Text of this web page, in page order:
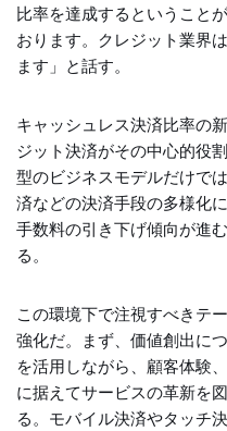
比率を達成するということ
おります。クレジット業界
ます」と話す。
キャッシュレス決済比率の
ジット決済がその中心的役
型のビジネスモデルだけで
済などの決済手段の多様化
手数料の引き下げ傾向が進
る。
この環境下で注視すべきテ
強化だ。まず、価値創出に
を活用しながら、顧客体験
に据えてサービスの革新を
る。モバイル決済やタッチ